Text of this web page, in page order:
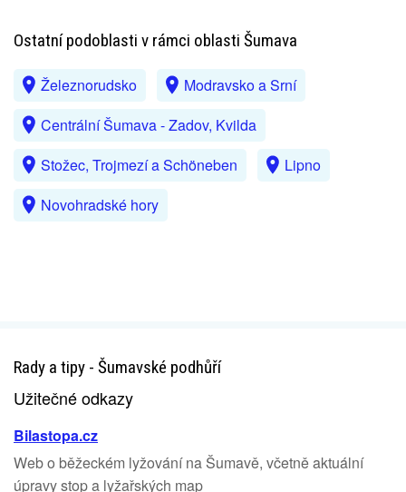
Ostatní podoblasti v rámci oblasti Šumava
Železnorudsko
Modravsko a Srní
Centrální Šumava - Zadov, Kvilda
Stožec, Trojmezí a Schöneben
Lipno
Novohradské hory
Rady a tipy - Šumavské podhůří
Užitečné odkazy
Bilastopa.cz
Web o běžeckém lyžování na Šumavě, včetně aktuální
úpravy stop a lyžařských map